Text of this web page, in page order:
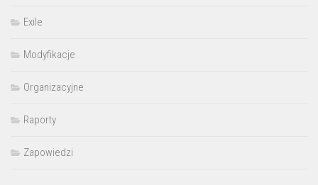
Exile
Modyfikacje
Organizacyjne
Raporty
Zapowiedzi